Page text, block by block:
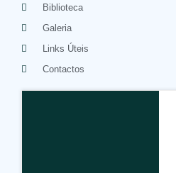
Biblioteca
Galeria
Links Úteis
Contactos